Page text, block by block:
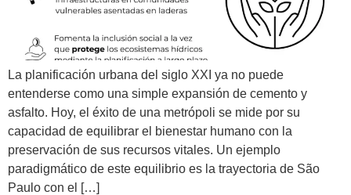
La planificación urbana del siglo XXI ya no puede
entenderse como una simple expansión de cemento y
asfalto. Hoy, el éxito de una metrópoli se mide por su
capacidad de equilibrar el bienestar humano con la
preservación de sus recursos vitales. Un ejemplo
paradigmático de este equilibrio es la trayectoria de São
Paulo con el […]